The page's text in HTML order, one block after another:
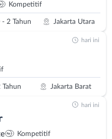
Kompetitif
- 2 Tahun Jakarta Utara
Tahun Jakarta Barat
hari ini
Kompetitif
hari ini